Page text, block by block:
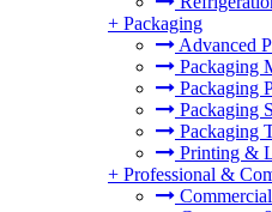
+ Packaging
Advanced
Packaging
Packaging
Packaging
Packaging
Printing &
+ Professional &